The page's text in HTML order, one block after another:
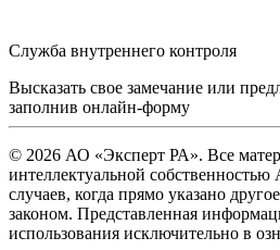
Служба внутреннего контроля
Высказать свое замечание или
заполнив онлайн-форму
© 2026 АО «Эксперт РА». Все
интеллектуальной
случаев, когда прямо указано
законом. Представленная
использования исключительно в